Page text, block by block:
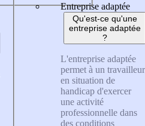
Entreprise adaptée
Qu'est-ce qu'une
entreprise adaptée
?
L'entreprise adaptée
permet à un travailleur
en situation de
handicap d'exercer
une activité
professionnelle dans
des conditions